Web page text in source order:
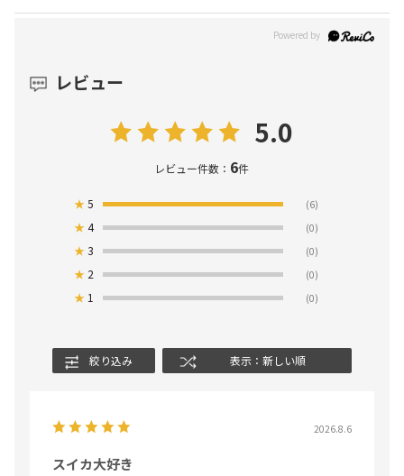
レビュー
5.0
レビュー件数： 6件
★5 (6)
★4 (0)
★3 (0)
★ 2 (0)
★ 1 (0)
絞り込み 表示：新しい順
2026.8.6
スイカ大好き